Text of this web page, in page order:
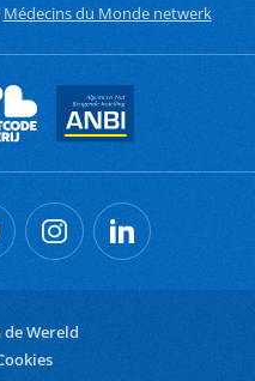
Médecins du Monde netwerk
Wereld